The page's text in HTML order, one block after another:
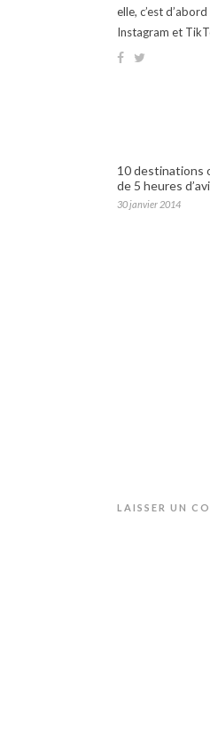
elle, c’est
Instagram et
10 destinations
de 5 heures
30 janvier 2014
LAISSER UN